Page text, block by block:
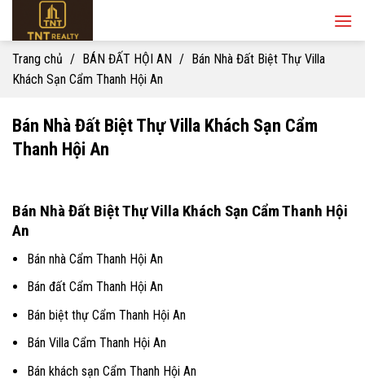
content
Trang chủ / BÁN ĐẤT HỘI AN / Bán Nhà Đất Biệt Thự Villa
Khách Sạn Cẩm Thanh Hội An
Bán Nhà Đất Biệt Thự Villa Khách Sạn Cẩm
Thanh Hội An
Bán Nhà Đất Biệt Thự Villa Khách Sạn Cẩm Thanh Hội
An
Bán nhà Cẩm Thanh Hội An
Bán đất Cẩm Thanh Hội An
Bán biệt thự Cẩm Thanh Hội An
Bán Villa Cẩm Thanh Hội An
Bán khách sạn Cẩm Thanh Hội An